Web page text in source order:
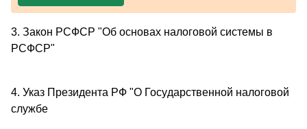
3. Закон РСФСР "Об основах налоговой системы в
РСФСР"
4. Указ Президента РФ "О Госyдарственной налоговой
слyжбе